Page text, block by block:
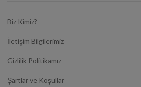
Biz Kimiz?
İletişim Bilgilerimiz
Gizlilik Politikamız
Şartlar ve Koşullar